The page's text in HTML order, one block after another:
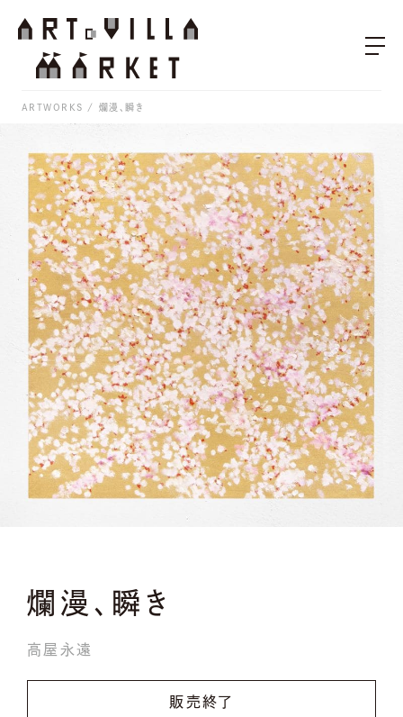
ARTWORKS 爛漫、瞬き
爛漫、瞬き
高屋永遠
販売終了